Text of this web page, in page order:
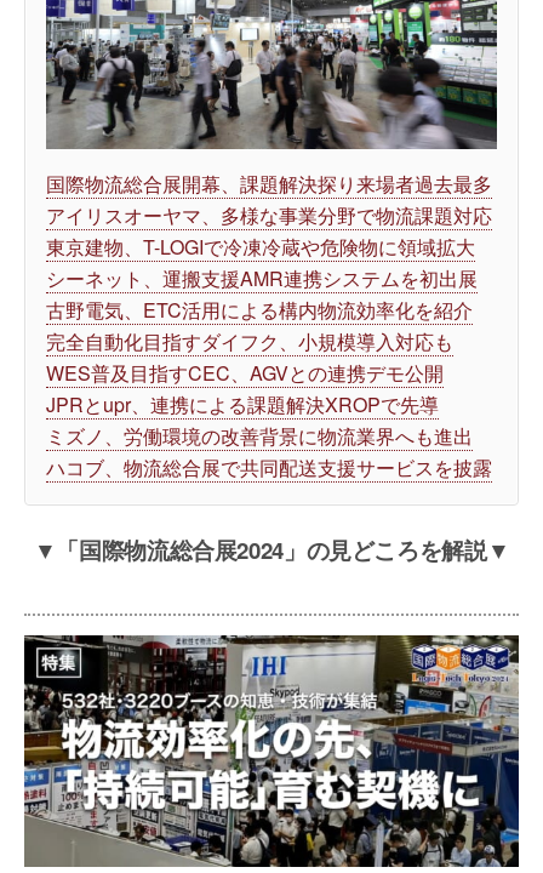
国際物流総合展開幕、課題解決探り来場者過去最多
アイリスオーヤマ、多様な事業分野で物流課題対応
東京建物、T-LOGIで冷凍冷蔵や危険物に領域拡大
シーネット、運搬支援AMR連携システムを初出展
古野電気、ETC活用による構内物流効率化を紹介
完全自動化目指すダイフク、小規模導入対応も
WES普及目指すCEC、AGVとの連携デモ公開
JPRとupr、連携による課題解決XROPで先導
ミズノ、労働環境の改善背景に物流業界へも進出
ハコブ、物流総合展で共同配送支援サービスを披露
▼「国際物流総合展2024」の見どころを解説▼